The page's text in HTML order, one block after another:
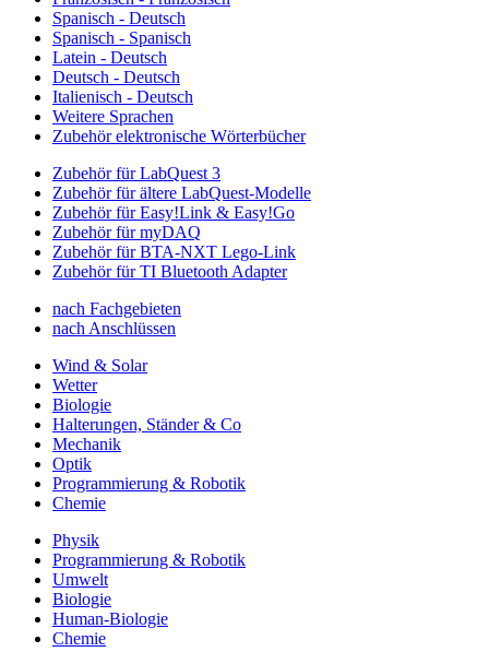
Spanisch - Deutsch
Spanisch - Spanisch
Latein - Deutsch
Deutsch - Deutsch
Italienisch - Deutsch
Weitere Sprachen
Zubehör elektronische Wörterbücher
Zubehör für LabQuest 3
Zubehör für ältere LabQuest-Modelle
Zubehör für Easy!Link & Easy!Go
Zubehör für myDAQ
Zubehör für BTA-NXT Lego-Link
Zubehör für TI Bluetooth Adapter
nach Fachgebieten
nach Anschlüssen
Wind & Solar
Wetter
Biologie
Halterungen, Ständer & Co
Mechanik
Optik
Programmierung & Robotik
Chemie
Physik
Programmierung & Robotik
Umwelt
Biologie
Human-Biologie
Chemie